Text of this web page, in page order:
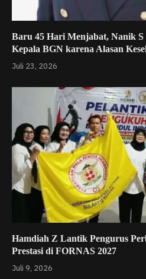
Baru 45 Hari Menjabat, Nanik
Kepala BGN karena Alasan
Juli 23, 2026
Hamdiah Z Lantik Pengurus
Prestasi di FORNAS 2027
Juli 9, 2026